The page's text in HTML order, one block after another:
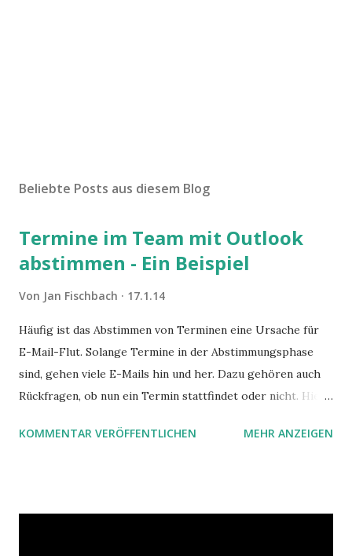
Beliebte Posts aus diesem Blog
Termine im Team mit Outlook
abstimmen - Ein Beispiel
Von Jan Fischbach 17.1.14
Häufig ist das Abstimmen von Terminen eine Ursache für
E-Mail-Flut. Solange Termine in der Abstimmungsphase
sind, gehen viele E-Mails hin und her. Dazu gehören auch
Rückfragen, ob nun ein Termin stattfindet oder nicht. Hier
Hilfe von Outlook.
KOMMENTAR VERÖFFENTLICHEN MEHR ANZEIGEN